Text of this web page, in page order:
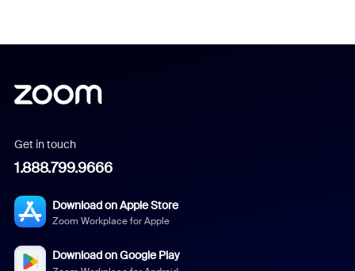
Get in touch
1.888.799.9666
Download on Apple Store
Zoom Workplace for Apple
Download on Google Play